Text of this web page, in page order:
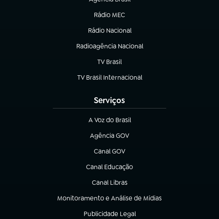
(abre em nova aba)
Rádio MEC
(abre em nova aba)
Rádio Nacional
Radioagência Nacional
(abre em nova aba)
TV Brasil
(abre em nova aba)
TV Brasil Internacional
(abre em nova aba)
Serviços
A Voz do Brasil
(abre em nova aba)
Agência GOV
(abre em nova aba)
Canal GOV
(abre em nova aba)
Canal Educação
(abre em nova aba)
Canal Libras
(abre em nova aba)
Monitoramento e Análise de Mídias
(abre em nova aba)
Publicidade Legal
(abre em nova aba)